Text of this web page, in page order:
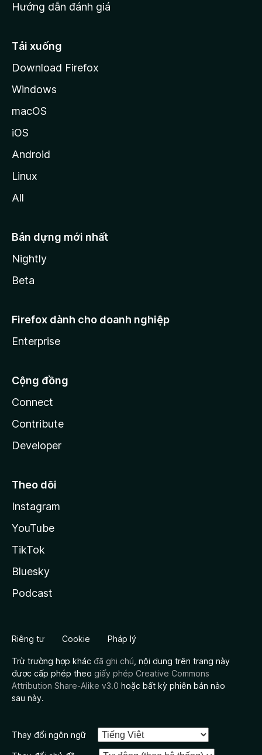
i
l
Hướng dẫn đánh giá
Tải xuống
Download Firefox
Windows
macOS
iOS
Android
Linux
All
Bản dựng mới nhất
Nightly
Beta
Firefox dành cho doanh nghiệp
Enterprise
Cộng đồng
Connect
Contribute
Developer
Theo dõi
Instagram
YouTube
TikTok
Bluesky
Podcast
Riêng tư Cookie Pháp lý
Trừ trường hợp khác đã ghi chú , nội dung trên trang này
được cấp phép theo giấy phép Creative Commons
Attribution Share-Alike v3.0 hoặc bất kỳ phiên bản nào
sau này.
Thay đổi ngôn ngữ